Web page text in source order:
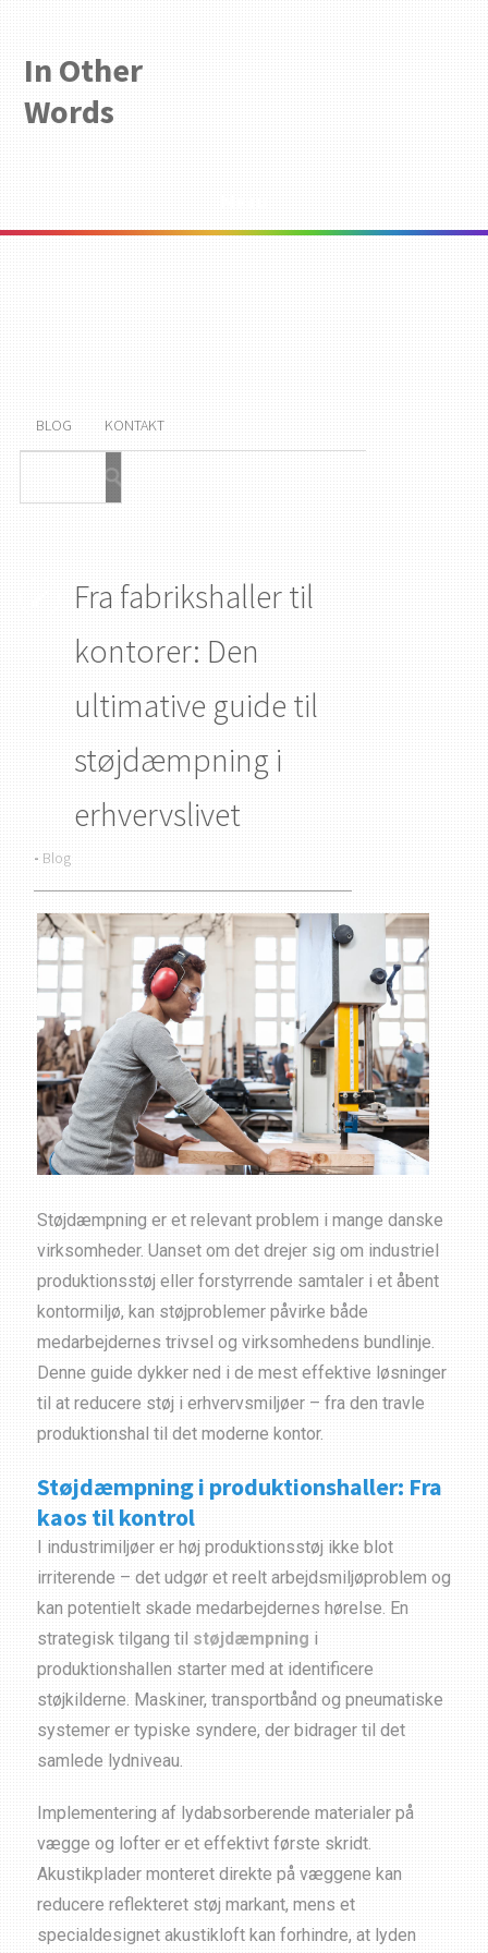
In Other
Words
BLOG KONTAKT
Fra fabrikshaller til
kontorer: Den
ultimative guide til
støjdæmpning i
erhvervslivet
- Blog
Støjdæmpning er et relevant problem i mange danske
virksomheder. Uanset om det drejer sig om industriel
produktionsstøj eller forstyrrende samtaler i et åbent
kontormiljø, kan støjproblemer påvirke både
medarbejdernes trivsel og virksomhedens bundlinje.
Denne guide dykker ned i de mest effektive løsninger
til at reducere støj i erhvervsmiljøer – fra den travle
produktionshal til det moderne kontor.
Støjdæmpning i produktionshaller: Fra
kaos til kontrol
I industrimiljøer er høj produktionsstøj ikke blot
irriterende – det udgør et reelt arbejdsmiljøproblem og
kan potentielt skade medarbejdernes hørelse. En
strategisk tilgang til støjdæmpning i
produktionshallen starter med at identificere
støjkilderne. Maskiner, transportbånd og pneumatiske
systemer er typiske syndere, der bidrager til det
samlede lydniveau.
Implementering af lydabsorberende materialer på
vægge og lofter er et effektivt første skridt.
Akustikplader monteret direkte på væggene kan
reducere reflekteret støj markant, mens et
specialdesignet akustikloft kan forhindre, at lyden